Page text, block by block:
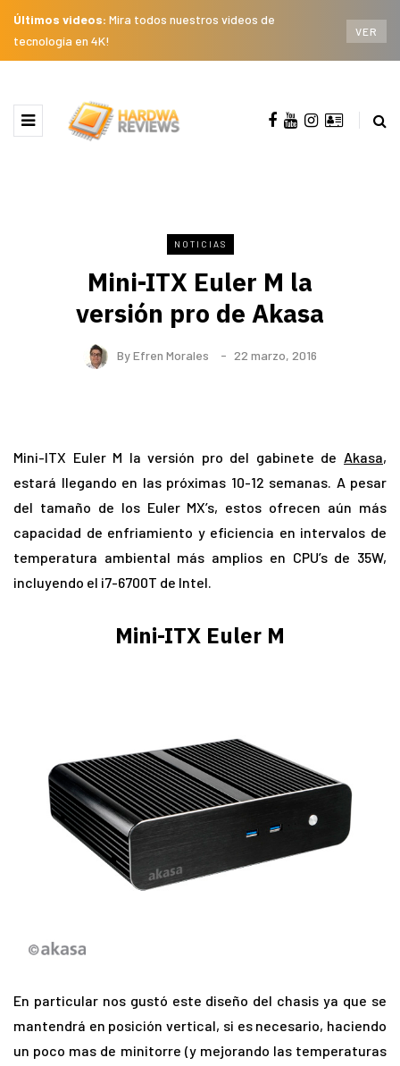
Últimos videos: Mira todos nuestros videos de
tecnología en 4K!
VER
NOTICIAS
Mini-ITX Euler M la
versión pro de Akasa
ByEfren Morales 22 marzo, 2016
Mini-ITX Euler M la versión pro del gabinete de Akasa,
estará llegando en las próximas 10-12 semanas. A pesar
del tamaño de los Euler MX’s, estos ofrecen aún más
capacidad de enfriamiento y eficiencia en intervalos de
temperatura ambiental más amplios en CPU’s de 35W,
incluyendo el i7-6700T de Intel.
Mini-ITX Euler M
En particular nos gustó este diseño del chasis ya que se
mantendrá en posición vertical, si es necesario, haciendo
un poco mas de minitorre (y mejorando las temperaturas